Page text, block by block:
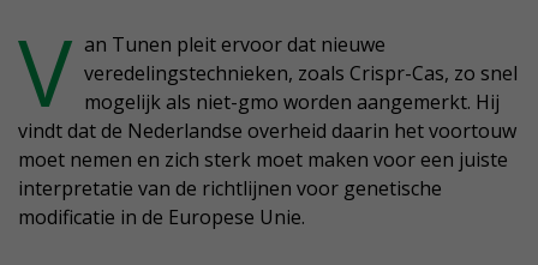
V an Tunen pleit ervoor dat nieuwe
veredelingstechnieken, zoals Crispr-Cas, zo snel
mogelijk als niet-gmo worden aangemerkt. Hij
vindt dat de Nederlandse overheid daarin het voortouw
moet nemen en zich sterk moet maken voor een juiste
interpretatie van de richtlijnen voor genetische
modificatie in de Europese Unie.